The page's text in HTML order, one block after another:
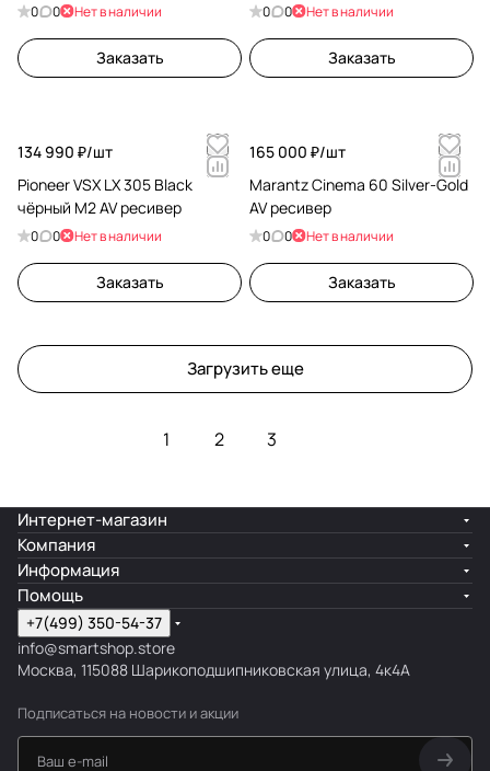
0 0 Нет в наличии
Заказать
0 0 Нет в наличии
Заказать
134 990 ₽/шт
Pioneer VSX LX 305 Black
чёрный M2 AV ресивер
0 0 Нет в наличии
Заказать
165 000 ₽/шт
Marantz Cinema 60 Silver-Gold
AV ресивер
0 0 Нет в наличии
Заказать
Загрузить еще
1 2 3
Интернет-магазин
Компания
Информация
Помощь
+7(499) 350-54-37
info@smartshop.store
Москва, 115088 Шарикоподшипниковская улица, 4к4А
Подписаться на новости и акции